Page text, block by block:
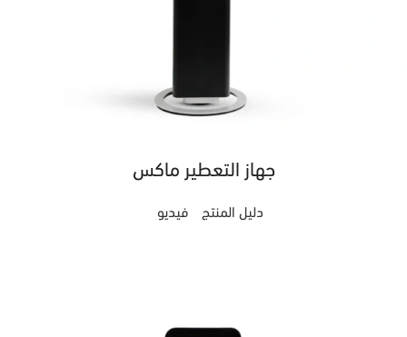
جهاز التعطير ماكس
دليل المنتج فيديو